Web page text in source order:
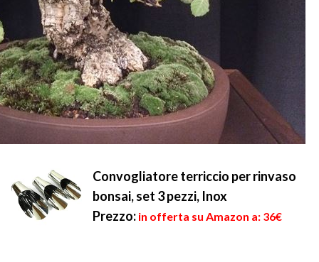
Convogliatore terriccio per rinvaso
bonsai, set 3 pezzi, Inox
Prezzo: in offerta su Amazon a: 36€